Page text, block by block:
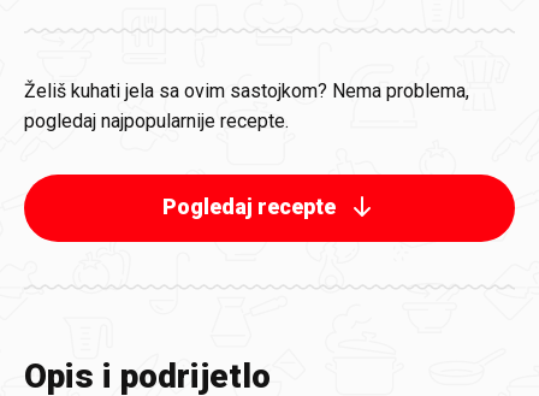
Želiš kuhati jela sa ovim sastojkom? Nema problema,
pogledaj najpopularnije recepte.
Pogledaj recepte
Opis i podrijetlo